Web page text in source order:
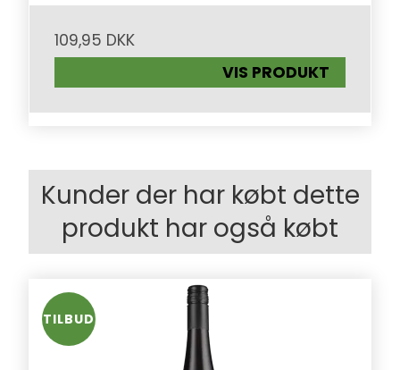
109,95 DKK
VIS PRODUKT
Kunder der har købt dette
produkt har også købt
TILBUD